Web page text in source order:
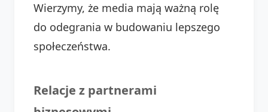
Wierzymy, że media mają ważną rolę
do odegrania w budowaniu lepszego
społeczeństwa.
Relacje z partnerami